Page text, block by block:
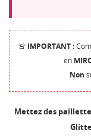
🚨 IMPORTANT :
en
Non
Mettez des